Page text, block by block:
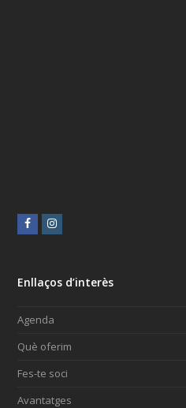
FacebookInstagram
Enllaços d’interès
Agenda
Què oferim
Fes-te soci
Avantatges